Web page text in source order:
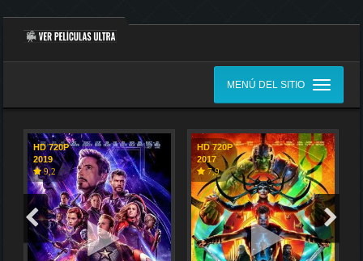
MENÚ DEL SITIO
HD 720P
2019
9,2
HD 720P
2017
7,9